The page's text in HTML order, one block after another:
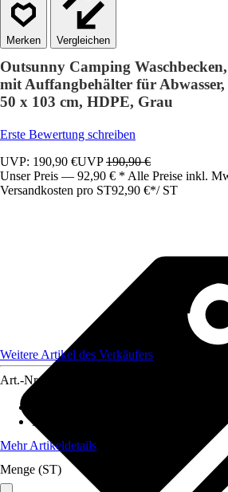
Vergleichen
Outsunny Camping
mit Auffangbehälter für
50 x 103 cm, HDPE, Grau
Erste Bewertung schreiben
UVP: 190,90 €UVP190,90 €
Unser Preis — 92,90 € * Alle Preise inkl.
Versandkosten pro ST92,90 €*/ ST
Weitere Artikel des Verkäufers
Art.-Nr.
Beschichtung
Mehr Artikeldetails
Menge (ST)